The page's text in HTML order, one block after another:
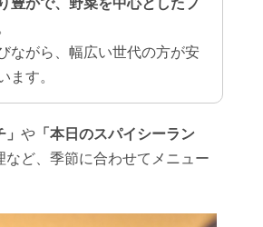
豊かで、野菜を中心としたプ
ながら、幅広い世代の方が安
ます。
や 「本日のスパイシーラン
ど、季節に合わせてメニュー